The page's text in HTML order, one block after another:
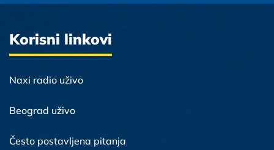
Korisni linkovi
Naxi radio uživo
Beograd uživo
Često postavljena pitanja